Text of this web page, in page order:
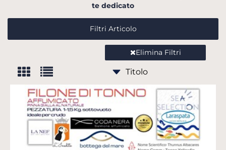
te dedicato
Filtri Articolo
Elimina Filtri